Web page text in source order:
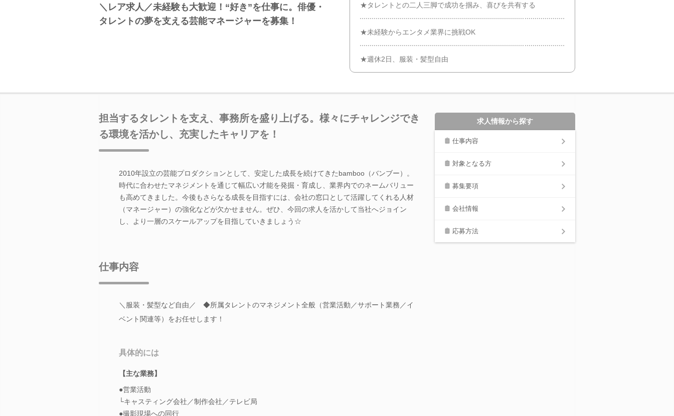
＼レア求人／未経験も大歓迎！“好き”を仕事に。俳優・
タレントの夢を支える芸能マネージャーを募集！
★タレントとの二人三脚で成功を掴み、喜びを共有する
★未経験からエンタメ業界に挑戦OK
★週休2日、服装・髪型自由
担当するタレントを支え、事務所を盛り上げる。様々にチャレンジでき
る環境を活かし、充実したキャリアを！
2010年設立の芸能プロダクションとして、安定した成長を続けてきたbamboo（バンブー）。
時代に合わせたマネジメントを通じて幅広い才能を発掘・育成し、業界内でのネームバリュー
も高めてきました。今後もさらなる成長を目指すには、会社の窓口として活躍してくれる人材
（マネージャー）の強化などが欠かせません。ぜひ、今回の求人を活かして当社へジョイン
し、より一層のスケールアップを目指していきましょう☆
仕事内容
＼服装・髪型など自由／ ◆所属タレントのマネジメント全般（営業活動／サポート業務／イ
ベント関連等）をお任せします！
具体的には
【主な業務】
●営業活動
└キャスティング会社／制作会社／テレビ局
●撮影現場への同行
求人情報から探す
仕事内容
対象となる方
募集要項
会社情報
応募方法